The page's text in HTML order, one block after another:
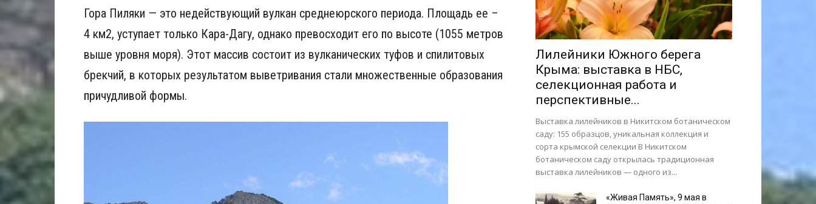
Гора Пиляки — это недействующий вулкан среднеюрского периода. Площадь ее –
4 км2, уступает только Кара-Дагу, однако превосходит его по высоте (1055 метров
выше уровня моря). Этот массив состоит из вулканических туфов и спилитовых
брекчий, в которых результатом выветривания стали множественные образования
причудливой формы.
Лилейники Южного берега
Крыма: выставка в НБС,
селекционная работа и
перспективные...
Выставка лилейников в Никитском ботаническом
саду: 155 образцов, уникальная коллекция и
сорта крымской селекции В Никитском
ботаническом саду открылась традиционная
выставка лилейников — одного из...
«Живая Память», 9 мая в